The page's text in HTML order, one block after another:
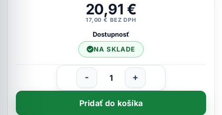
20,91 €
17,00 € BEZ DPH
Dostupnosť
NA SKLADE
- +
Pridať do košíka